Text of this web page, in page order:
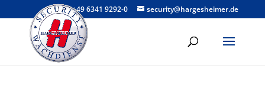
+49 6341 9292-0 security@hargesheimer.de